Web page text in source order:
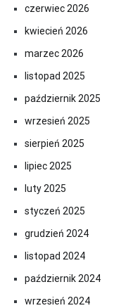
czerwiec 2026
kwiecień 2026
marzec 2026
listopad 2025
październik 2025
wrzesień 2025
sierpień 2025
lipiec 2025
luty 2025
styczeń 2025
grudzień 2024
listopad 2024
październik 2024
wrzesień 2024